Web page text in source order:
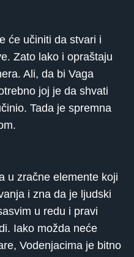
će učiniti da stvari i
Zato lako i opraštaju
Ali, da bi Vaga
joj je da shvati
Tada je spremna
u zračne elemente koji
i zna da je ljudski
u redu i pravi
Iako možda neće
Vodenjacima je bitno